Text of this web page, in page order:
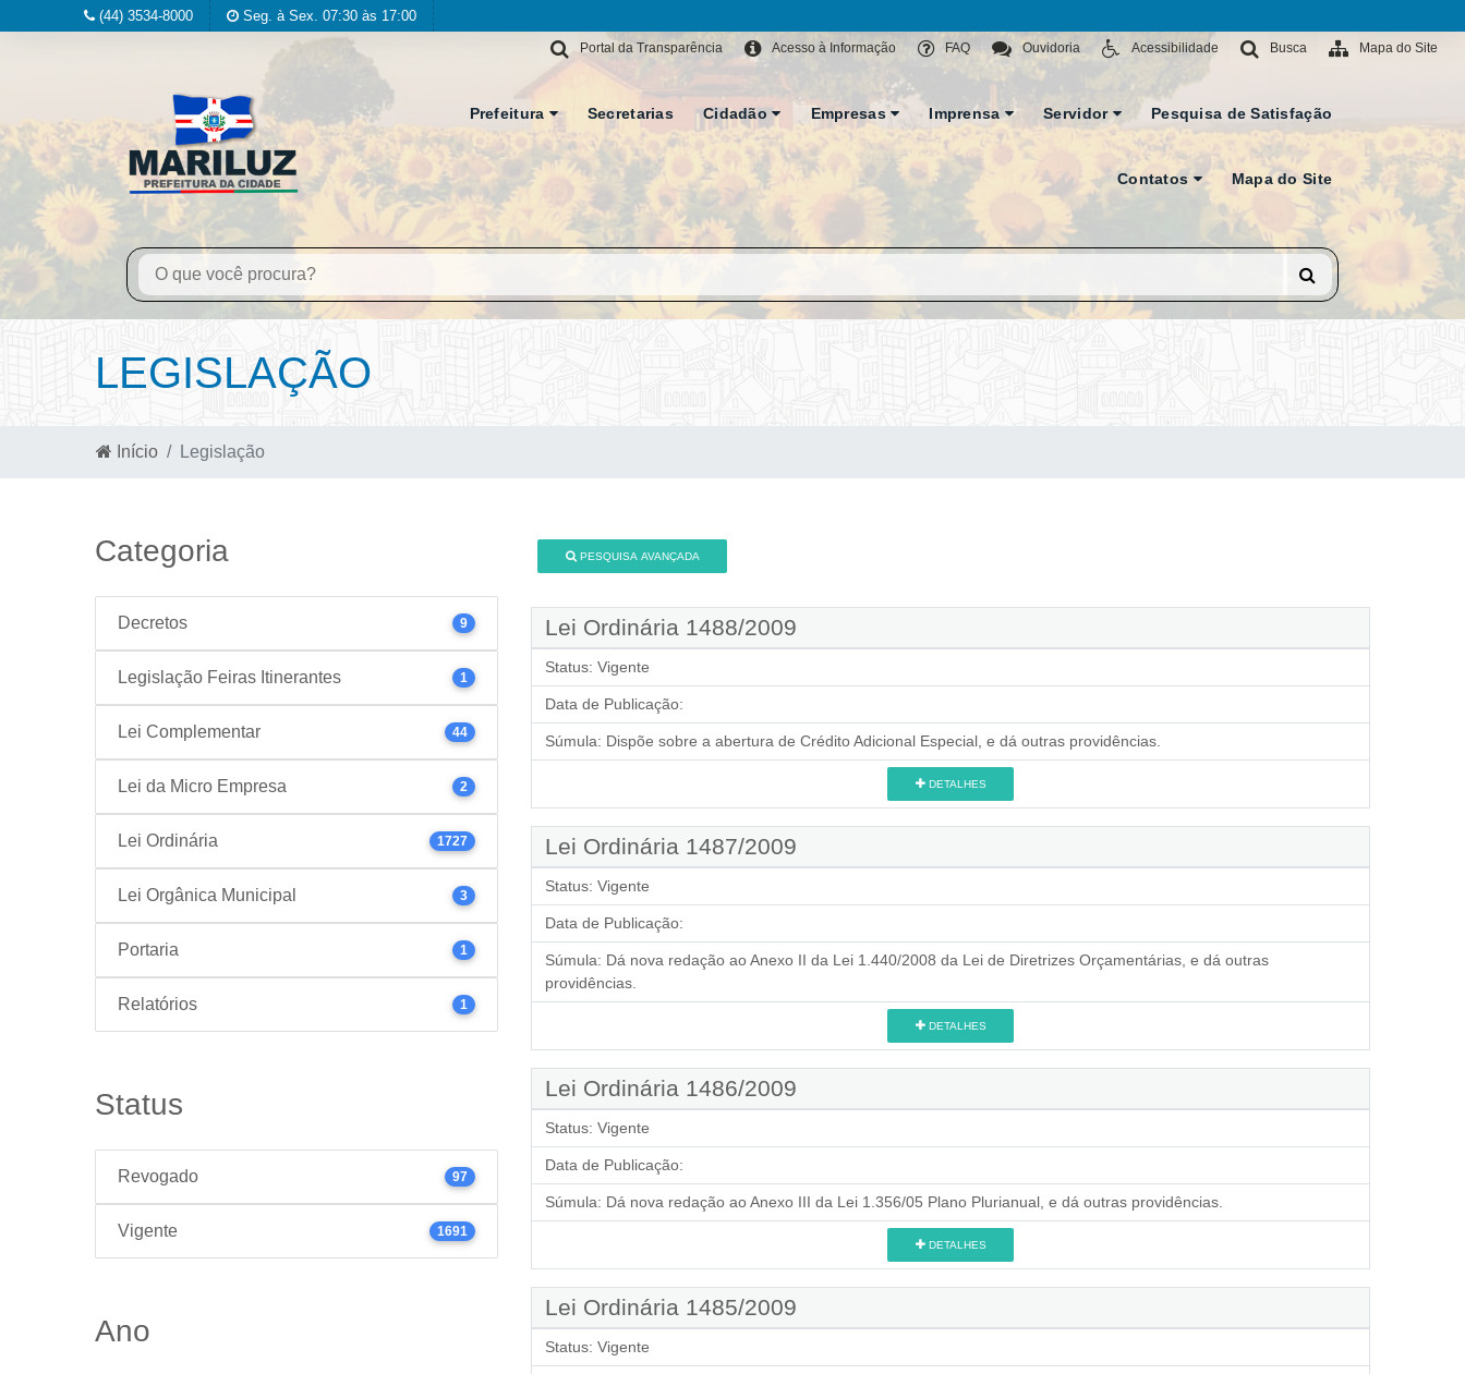
(44) 3534-8000 Seg. à Sex. 07:30 às 17:00
Mapa do Site
Busca
Acessibilidade
Ouvidoria
FAQ
Acesso à Informação
Portal da Transparência
Prefeitura Secretarias Cidadão Empresas Imprensa Servidor Pesquisa de Satisfação
Contatos Mapa do Site
LEGISLAÇÃO
Início Legislação
Categoria
Decretos 9
Legislação Feiras Itinerantes 1
Lei Complementar 44
Lei da Micro Empresa 2
Lei Ordinária 1727
Lei Orgânica Municipal 3
Portaria 1
Relatórios 1
Status
Revogado 97
Vigente 1691
Ano
PESQUISA AVANÇADA
Lei Ordinária 1488/2009
Status: Vigente
Data de Publicação:
Súmula: Dispõe sobre a abertura de Crédito Adicional Especial, e dá outras providências.
DETALHES
Lei Ordinária 1487/2009
Status: Vigente
Data de Publicação:
Súmula: Dá nova redação ao Anexo II da Lei 1.440/2008 da Lei de Diretrizes Orçamentárias, e dá outras
providências.
DETALHES
Lei Ordinária 1486/2009
Status: Vigente
Data de Publicação:
Súmula: Dá nova redação ao Anexo III da Lei 1.356/05 Plano Plurianual, e dá outras providências.
DETALHES
Lei Ordinária 1485/2009
Status: Vigente